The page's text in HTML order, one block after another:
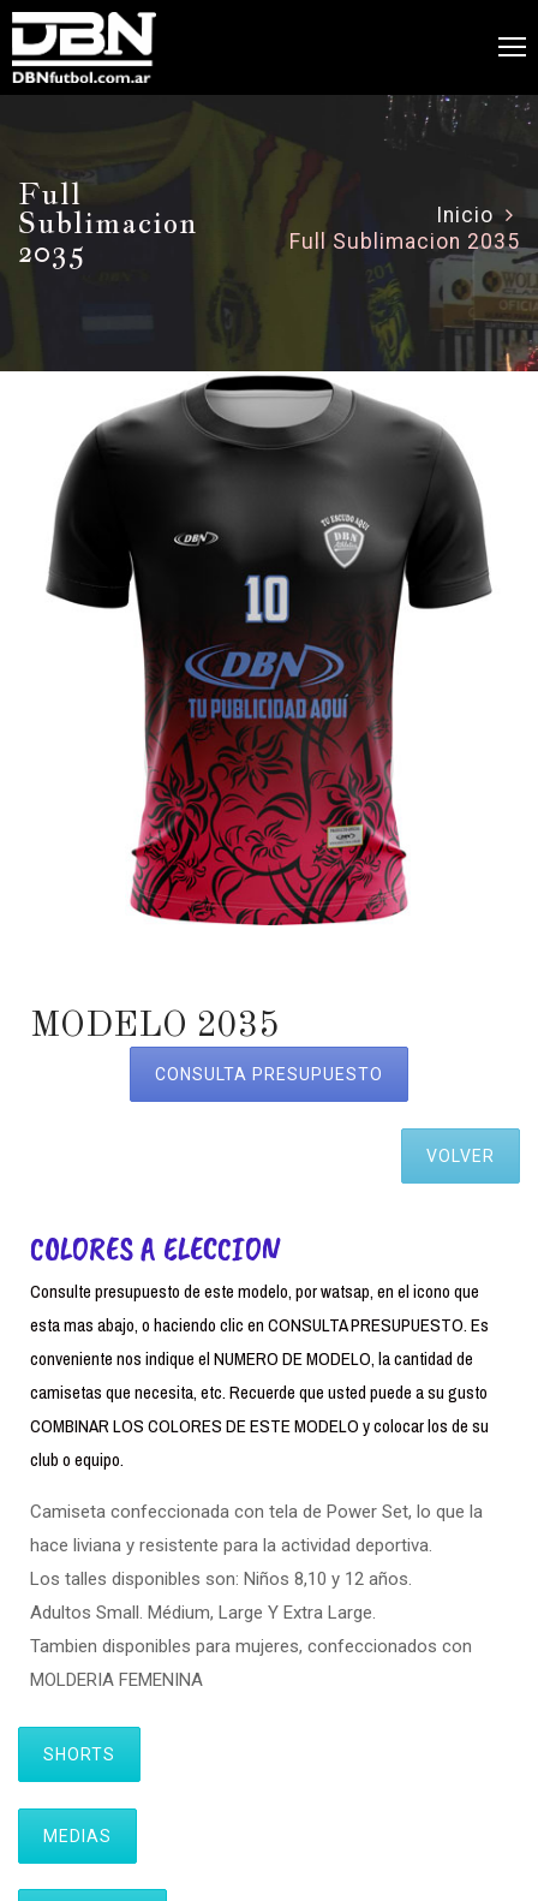
Full
Sublimacion
2035
Inicio
Full Sublimacion 2035
MODELO 2035
CONSULTA PRESUPUESTO
VOLVER
COLORES A ELECCION
Consulte presupuesto de este modelo, por watsap, en el icono que
esta mas abajo, o haciendo clic en CONSULTA PRESUPUESTO. Es
conveniente nos indique el NUMERO DE MODELO, la cantidad de
camisetas que necesita, etc. Recuerde que usted puede a su gusto
COMBINAR LOS COLORES DE ESTE MODELO y colocar los de su
club o equipo.
Camiseta confeccionada con tela de Power Set, lo que la
hace liviana y resistente para la actividad deportiva.
Los talles disponibles son: Niños 8,10 y 12 años.
Adultos Small. Médium, Large Y Extra Large.
Tambien disponibles para mujeres, confeccionados con
MOLDERIA FEMENINA
SHORTS
MEDIAS